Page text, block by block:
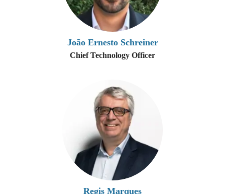
João Ernesto Schreiner
Chief Technology Officer
Regis Marques